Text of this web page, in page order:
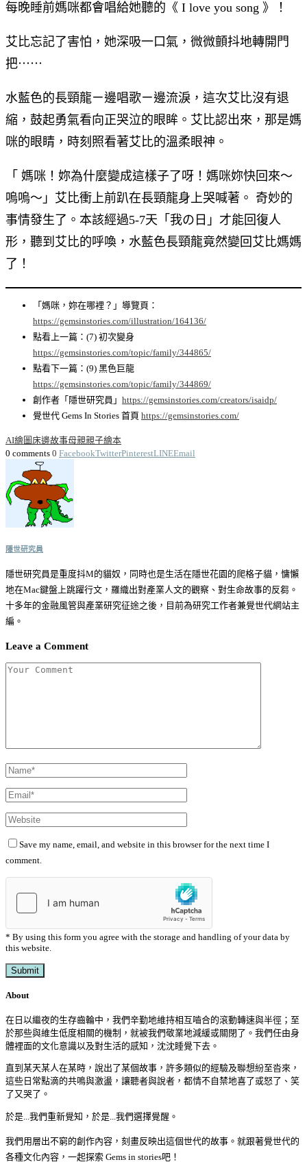
每晚睡前媽咪都會唱給她聽的《 I love you song 》！
艾比忘記了害怕，她深吸一口氣，微微顫抖地轉開門
把⋯⋯
水藍色的長頸龍ㄧ邊唱歌ㄧ邊流淚，這次艾比沒有退
縮，鼓起勇氣看向正哭泣的眼眸。艾比認出來，那是媽
咪的眼睛，時刻照看著艾比的溫柔眼神。
「 媽咪！妳為什麼變成這樣子了呀！媽咪妳快回來～
嗚嗚～」艾比衝上前趴在長頸龍身上哭喊著。 奇妙的
事情發生了。本該經過5-7天「我の日」才能回復人
形，聽到艾比的呼喚，水藍色長頸龍竟然變回艾比媽媽
了！
「媽咪，妳在哪裡？」導覽頁：
https://gemsinstories.com/illustration/164136/
點看上一篇：(7) 初次變身
https://gemsinstories.com/topic/family/344865/
點看下一篇：(9) 黑色巨龍
https://gemsinstories.com/topic/family/344869/
創作者「隱世研究員」 https://gemsinstories.com/creators/isaidp/
覺世代 Gems In Stories 首頁 https://gemsinstories.com/
AI繪圖 床邊故事母親親子繪本
0 comments 0 FacebookTwitterPinterestLINEEmail
隱世研究員
隱世研究員是重度抖M的貓奴，同時也是生活在隱世花園的爬格子貓，慵懶
地在Mac鍵盤上跳躍行文，羅織出對產業人文的觀察、對生命故事的反芻。
十多年的金融風管與產業研究征途之後，目前為研究工作者兼覺世代網站主
編。
Leave a Comment
Save my name, email, and website in this browser for the next time I
comment.
* By using this form you agree with the storage and handling of your data by
this website.
About
在日以繼夜的生存齒輪中，我們辛勤地維持相互嚙合的滾動轉速與半徑；至
於那些與維生低度相關的機制，就被我們敬業地減緩或關閉了。我們任由身
體裡面的文化意識以及對生活的感知，沈沈睡覺下去。
直到某天某人在某時，說出了某個故事，許多類似的經驗及聯想紛至沓來，
這些日常點滴的共鳴與激盪，讓聽者與說者，都情不自禁地喜了或怒了、笑
了又哭了。
於是...我們重新覺知，於是...我們選擇覺醒。
我們用層出不窮的創作內容，刻畫反映出這個世代的故事。就跟著覺世代的
各種文化內容，一起探索 Gems in stories吧！